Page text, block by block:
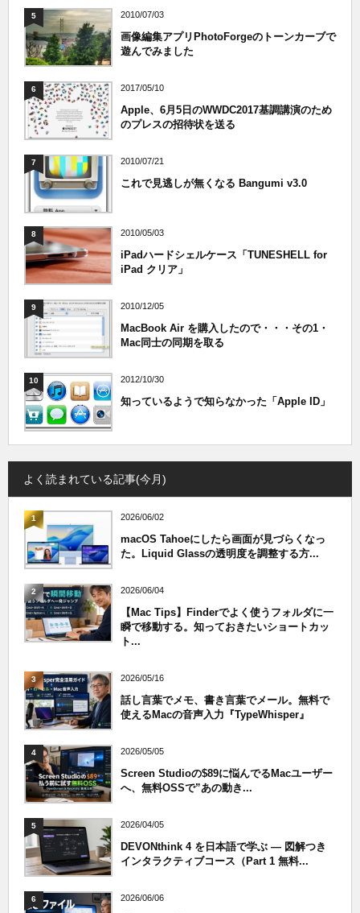
5 2010/07/03
画像編集アプリPhotoForgeのトーンカーブで
遊んでみました
6 2017/05/10
Apple、6月5日のWWDC2017基調講演のため
のプレスの招待状を送る
7 2010/07/21
これで見逃しが無くなる Bangumi v3.0
8 2010/05/03
iPadハードシェルケース「TUNESHELL for
iPad クリア」
9 2010/12/05
MacBook Air を購入したので・・・その1・
Mac同士の同期を取る
10 2012/10/30
知っているようで知らなかった「Apple ID」
よく読まれている記事(今月)
1 2026/06/02
macOS Tahoeにしたら画面が見づらくなっ
た。Liquid Glassの透明度を調整する方...
2 2026/06/04
【Mac Tips】Finderでよく使うフォルダに一
瞬で移動する。知っておきたいショートカッ
ト...
3 2026/05/16
話し言葉でメモ、書き言葉でメール。無料で
使えるMacの音声入力『TypeWhisper』
4 2026/05/05
Screen Studioの$89に悩んでるMacユーザー
へ、無料OSSで”あの動き...
5 2026/04/05
DEVONthink 4 を日本語で学ぶ — 図解つき
インタラクティブコース（Part 1 無料...
6 2026/06/06